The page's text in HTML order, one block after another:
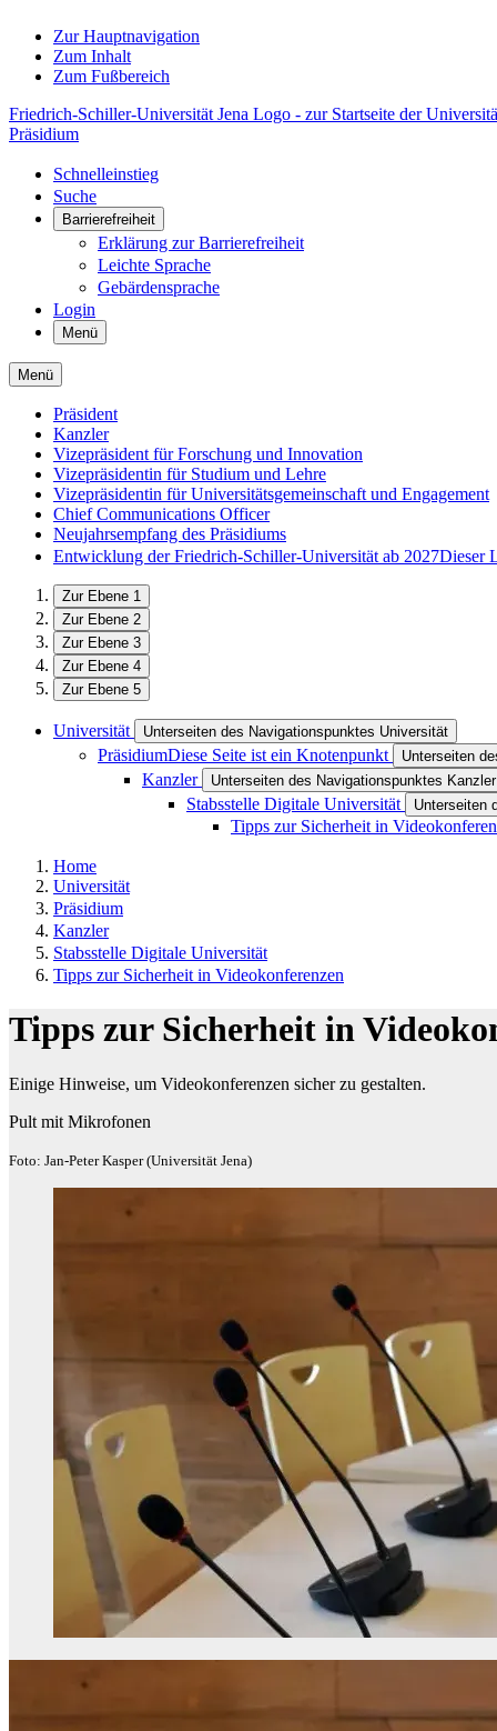
Zur Hauptnavigation
Zum Inhalt
Zum Fußbereich
Friedrich-Schiller-Universität Jena Logo - zur Startseite der
Präsidium
Schnelleinstieg
Suche
Barrierefreiheit
Erklärung zur Barrierefreiheit
Leichte Sprache
Gebärdensprache
Login
Menü
Menü
Präsident
Kanzler
Vizepräsident für Forschung und Innovation
Vizepräsidentin für Studium und Lehre
Vizepräsidentin für Universitätsgemeinschaft und Engagement
Chief Communications Officer
Neujahrsempfang des Präsidiums
Entwicklung der Friedrich-Schiller-Universität ab 2027Dieser
Zur Ebene 1
Zur Ebene 2
Zur Ebene 3
Zur Ebene 4
Zur Ebene 5
Universität Unterseiten des Navigationspunktes Universität
PräsidiumDiese Seite ist ein Knotenpunkt Unterseiten
Kanzler Unterseiten des Navigationspunktes Kanzler
Stabsstelle Digitale Universität Unterseiten
Tipps zur Sicherheit in
Home
Universität
Präsidium
Kanzler
Stabsstelle Digitale Universität
Tipps zur Sicherheit in Videokonferenzen
Tipps zur Sicherheit in
Einige Hinweise, um Videokonferenzen sicher zu gestalten.
Pult mit Mikrofonen
Foto: Jan-Peter Kasper (Universität Jena)